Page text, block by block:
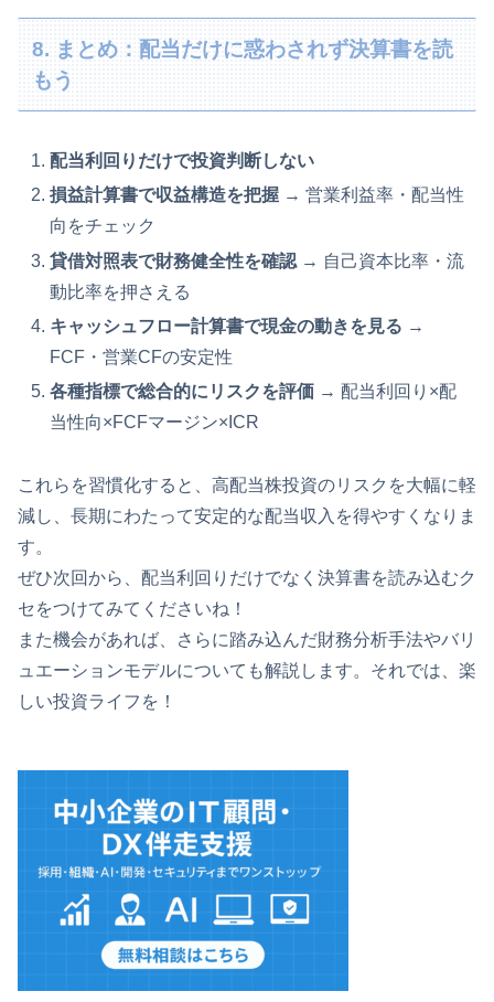
8. まとめ：配当だけに惑わされず決算書を読
もう
配当利回りだけで投資判断しない
損益計算書で収益構造を把握 → 営業利益率・配当性
向をチェック
貸借対照表で財務健全性を確認 → 自己資本比率・流
動比率を押さえる
キャッシュフロー計算書で現金の動きを見る →
FCF・営業CFの安定性
各種指標で総合的にリスクを評価 → 配当利回り×配
当性向×FCFマージン×ICR
これらを習慣化すると、高配当株投資のリスクを大幅に軽
減し、長期にわたって安定的な配当収入を得やすくなりま
す。
ぜひ次回から、配当利回りだけでなく決算書を読み込むク
セをつけてみてくださいね！
また機会があれば、さらに踏み込んだ財務分析手法やバリ
ュエーションモデルについても解説します。それでは、楽
しい投資ライフを！